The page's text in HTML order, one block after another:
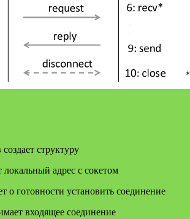
структуру
адрес с сокетом
о готовности установить соединение
входящее соединение